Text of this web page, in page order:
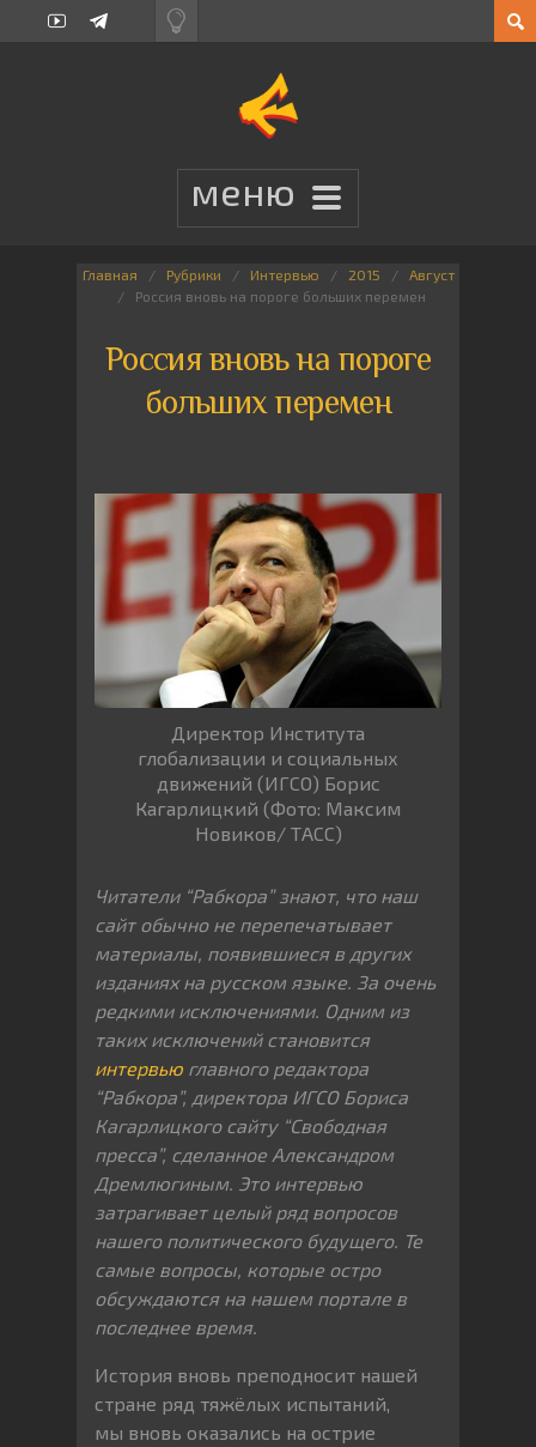
Главная Рубрики Интервью 2015
Август
Россия вновь на пороге больших перемен
Россия вновь на пороге
больших перемен
Директор Института
глобализации и социальных
движений (ИГСО) Борис
Кагарлицкий (Фото: Максим
Новиков/ ТАСС)
Читатели “Рабкора” знают, что наш
сайт обычно не перепечатывает
материалы, появившиеся в других
изданиях на русском языке. За очень
редкими исключениями. Одним из
таких исключений становится
интервью главного редактора
“Рабкора”, директора ИГСО Бориса
Кагарлицкого сайту “Свободная
пресса”, сделанное Александром
Дремлюгиным. Это интервью
затрагивает целый ряд вопросов
нашего политического будущего. Те
самые вопросы, которые остро
обсуждаются на нашем портале в
последнее время.
История вновь преподносит нашей
стране ряд тяжёлых испытаний,
мы вновь оказались на острие